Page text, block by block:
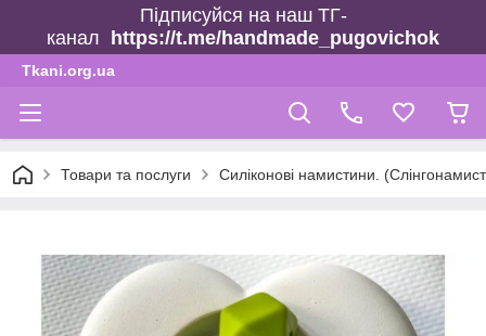
Підписуйся на наш ТГ-
канал
https://t.me/handmade_pugovichok
Tkani.org.ua
Товари та послуги Силіконові намистини.